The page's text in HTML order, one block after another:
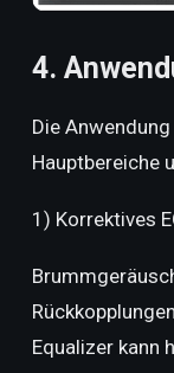
4.
Die
Hauptbereiche
1) Korrektives
Equalizer kann